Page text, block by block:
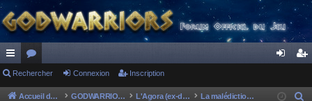
ac
co
or
u ne cri
Rechercher Connexion Inscription
Accueil du forum GODWARRIORS - LE JEU L'Agora (ex-discussions of the dead) La malédiction d'Œdipe